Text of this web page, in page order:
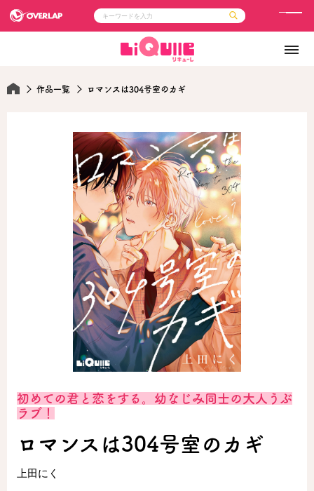
LiQulle
ラブパルフェ
ライトノベル
ロサージュノベルス
企業
会社概要
採用情報
アクセス
オーバーラップホールディングス
お問い合わせはこちら
オーバーラップ文庫
オーバーラップノベルス
オーバーラップノベルスf
ロサージュノベルス
コミックガルド
メ
作品一覧 ロマンスは304号室のカギ
初めての君と恋をする。幼なじみ同士の大人うぶ
ラブ！
ロマンスは304号室のカギ
上田にく